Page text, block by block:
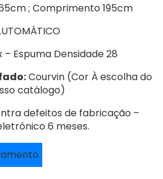
; Comprimento 195cm
– Espuma Densidade 28
Courvin (Cor À escolha do
catálogo)
defeitos de fabricação –
6 meses.